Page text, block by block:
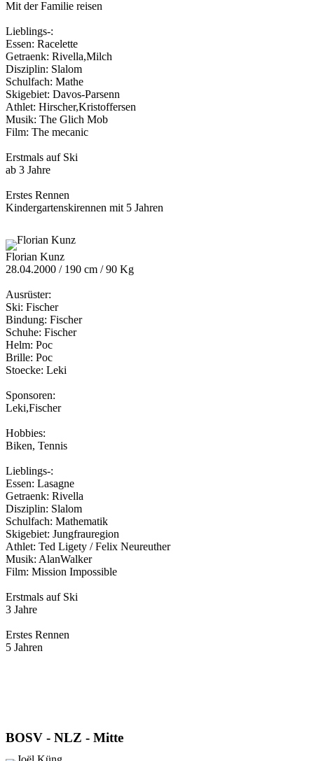
Mit der Familie reisen
Lieblings-:
Essen: Racelette
Getraenk: Rivella,Milch
Disziplin: Slalom
Schulfach: Mathe
Skigebiet: Davos-Parsenn
Athlet: Hirscher,Kristoffersen
Musik: The Glich Mob
Film: The mecanic
Erstmals auf Ski
ab 3 Jahre
Erstes Rennen
Kindergartenskirennen mit 5 Jahren
Florian Kunz
28.04.2000 / 190 cm / 90 Kg
Ausrüster:
Ski: Fischer
Bindung: Fischer
Schuhe: Fischer
Helm: Poc
Brille: Poc
Stoecke: Leki
Sponsoren:
Leki,Fischer
Hobbies:
Biken, Tennis
Lieblings-:
Essen: Lasagne
Getraenk: Rivella
Disziplin: Slalom
Schulfach: Mathematik
Skigebiet: Jungfrauregion
Athlet: Ted Ligety / Felix Neureuther
Musik: AlanWalker
Film: Mission Impossible
Erstmals auf Ski
3 Jahre
Erstes Rennen
5 Jahren
BOSV - NLZ - Mitte